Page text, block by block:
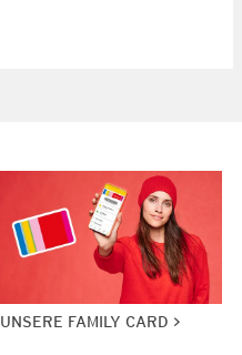
UNSERE FAMILY CARD